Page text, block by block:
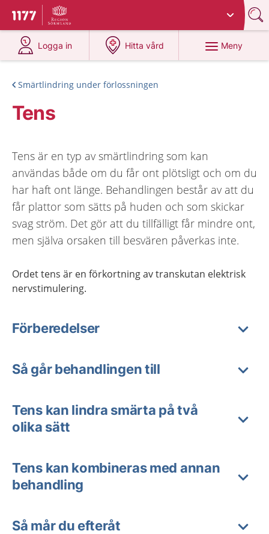
Till startsidan för 1177
Du har valt region
Logga in
på 1177.se
Hitta vård
på 1177.se
Meny
Smärtlindring under förlossningen
Tens
Tens är en typ av smärtlindring som kan
användas både om du får ont plötsligt och om du
har haft ont länge. Behandlingen består av att du
får plattor som sätts på huden och som skickar
svag ström. Det gör att du tillfälligt får mindre ont,
men själva orsaken till besvären påverkas inte.
Ordet tens är en förkortning av transkutan elektrisk
nervstimulering.
Förberedelser
Så går behandlingen till
Tens kan lindra smärta på två
olika sätt
Tens kan kombineras med annan
behandling
Så mår du efteråt